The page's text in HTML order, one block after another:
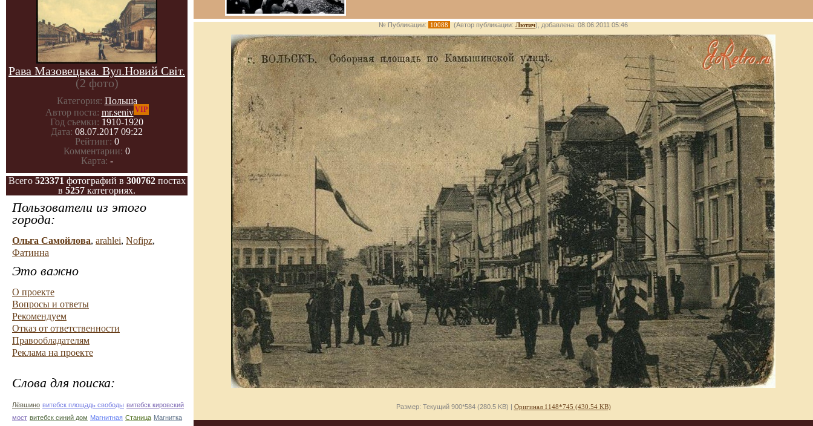
Рава Мазовецька. Вул.Новий Світ.
(2 фото)
Категория: Польша
Автор поста: mr.senivVIP
Год съемки: 1910-1920
Дата: 08.07.2017 09:22
Рейтинг: 0
Комментарии: 0
Карта: -
Всего 523371 фотографий в 300762постах
в 5257 категориях.
Пользователи из этого
города:
Ольга Самойлова, arahlei, Nofipz,
Фатинна
Это важно
О проекте
Вопросы и ответы
Рекомендуем
Отказ от ответственности
Правообладателям
Реклама на проекте
Слова для поиска:
Лёвшино витебск площадь свободы витебск кировский
мост витебск синий дом Магнитная Станица Магнитка
№ Публикации: 10088 (Автор публикации: Лютич), добавлена: 08.06.2011 05:46
Размер: Текущий 900*584 (280.5 KB) | Оригинал 1148*745 (430.54 KB)